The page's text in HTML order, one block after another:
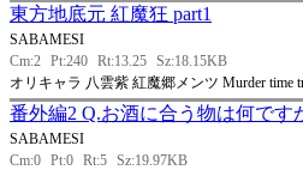
東方地底元 紅魔狂 part1
SABAMESI
Cm:2 Pt:240 Rt:13.25 Sz:18.15KB
オリキャラ 八雲紫 紅魔郷メンツ Murder time
番外編2 Q.お酒に合う物は何です
SABAMESI
Cm:0 Pt:0 Rt:5 Sz:19.97KB